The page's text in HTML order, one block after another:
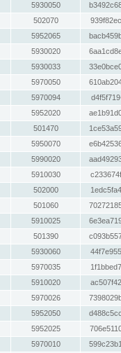
5930050
502070
5952065
5930020
5930033
5970050
5970094
5952020
501470
5950070
5990020
5910030
502000
501060
5910025
501390
5930060
5970035
5910020
5970026
5952050
5952025
5970010